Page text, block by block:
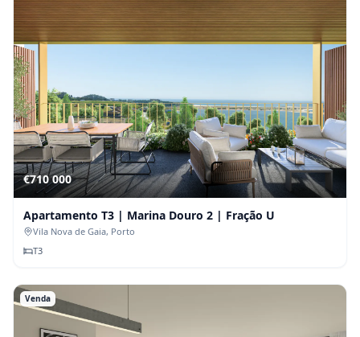
€710 000
Apartamento T3 | Marina Douro 2 | Fração U
Vila Nova de Gaia, Porto
T3
Venda